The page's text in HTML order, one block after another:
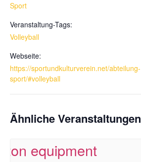
Sport
Veranstaltung-Tags:
Volleyball
Webseite:
https://sportundkulturverein.net/abteilung-
sport/#volleyball
Ähnliche Veranstaltungen